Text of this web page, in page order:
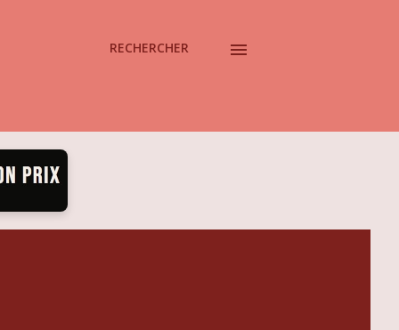
RECHERCHER